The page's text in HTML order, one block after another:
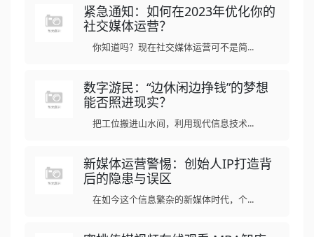
紧急通知：如何在2023年优化你的
社交媒体运营？
你知道吗？现在社交媒体运营可不是简...
数字游民：“边休闲边挣钱”的梦想
能否照进现实？
把工位搬进山水间，利用现代信息技术...
新媒体运营警惕：创始人IP打造背
后的隐患与误区
在如今这个信息繁杂的新媒体时代，个...